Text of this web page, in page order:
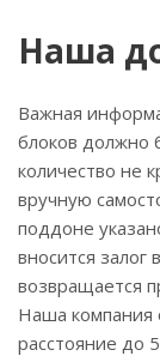
Наша
Важная
блоков должно
количество не
вручную
поддоне
вносится
возвращается
Наша компания
расстояние до